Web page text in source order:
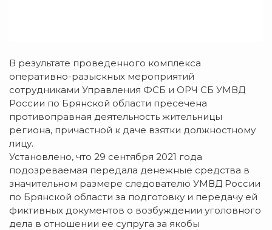
В результате проведенного комплекса
оперативно-разыскных мероприятий
сотрудниками Управления ФСБ и ОРЧ СБ УМВД
России по Брянской области пресечена
противоправная деятельность жительницы
региона, причастной к даче взятки должностному
лицу.
Установлено, что 29 сентября 2021 года
подозреваемая передала денежные средства в
значительном размере следователю УМВД России
по Брянской области за подготовку и передачу ей
фиктивных документов о возбуждении уголовного
дела в отношении ее супруга за якобы